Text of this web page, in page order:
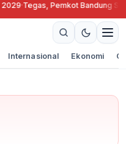
Pemkot Bandung Segel dan
Internasional Ekonomi